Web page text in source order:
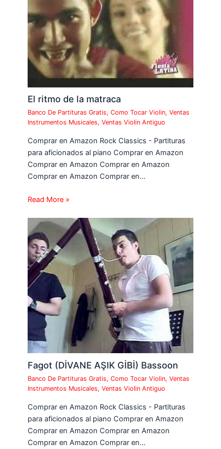
El ritmo de la matraca
Banco De Partituras Gratis,Como Tocar Violin,Ventas
Instrumentos Musicales,Ventas Violin Antiguo
Comprar en Amazon Rock Classics - Partituras
para aficionados al piano Comprar en Amazon
Comprar en Amazon Comprar en Amazon
Comprar en Amazon Comprar en…
Read More »
Fagot (DİVANE AŞIK GİBİ) Bassoon
Banco De Partituras Gratis,Como Tocar Violin,Ventas
Instrumentos Musicales,Ventas Violin Antiguo
Comprar en Amazon Rock Classics - Partituras
para aficionados al piano Comprar en Amazon
Comprar en Amazon Comprar en Amazon
Comprar en Amazon Comprar en…